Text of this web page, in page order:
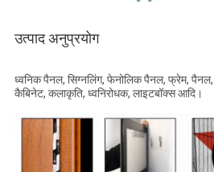
उत्पाद अनुप्रयोग
ध्वनिक पैनल, सिग्नलिंग, फेनोलिक पैनल, फ्रेम, पैनल,
कैबिनेट, कलाकृति, ध्वनिरोधक, लाइटबॉक्स आदि।